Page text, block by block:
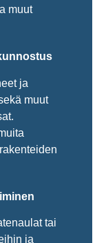
muut
ja
muut
tai
ja